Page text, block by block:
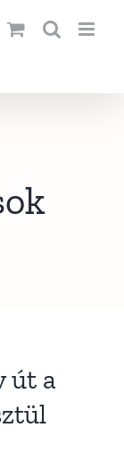
út a